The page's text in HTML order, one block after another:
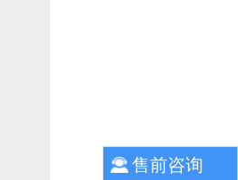
售前咨询